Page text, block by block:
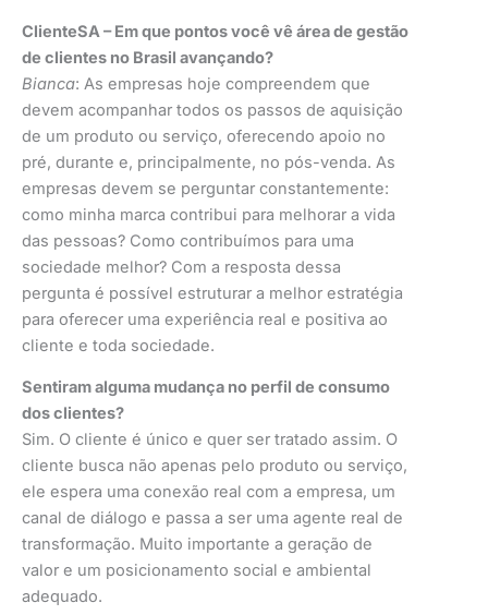
ClienteSA – Em que pontos você vê área de gestão
de clientes no Brasil avançando?
Bianca: As empresas hoje compreendem que
devem acompanhar todos os passos de aquisição
de um produto ou serviço, oferecendo apoio no
pré, durante e, principalmente, no pós-venda. As
empresas devem se perguntar constantemente:
como minha marca contribui para melhorar a vida
das pessoas? Como contribuímos para uma
sociedade melhor? Com a resposta dessa
pergunta é possível estruturar a melhor estratégia
para oferecer uma experiência real e positiva ao
cliente e toda sociedade.
Sentiram alguma mudança no perfil de consumo
dos clientes?
Sim. O cliente é único e quer ser tratado assim. O
cliente busca não apenas pelo produto ou serviço,
ele espera uma conexão real com a empresa, um
canal de diálogo e passa a ser uma agente real de
transformação. Muito importante a geração de
valor e um posicionamento social e ambiental
adequado.